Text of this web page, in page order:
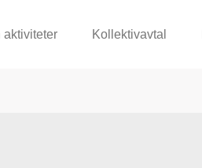
aktiviteter Kollektivavtal